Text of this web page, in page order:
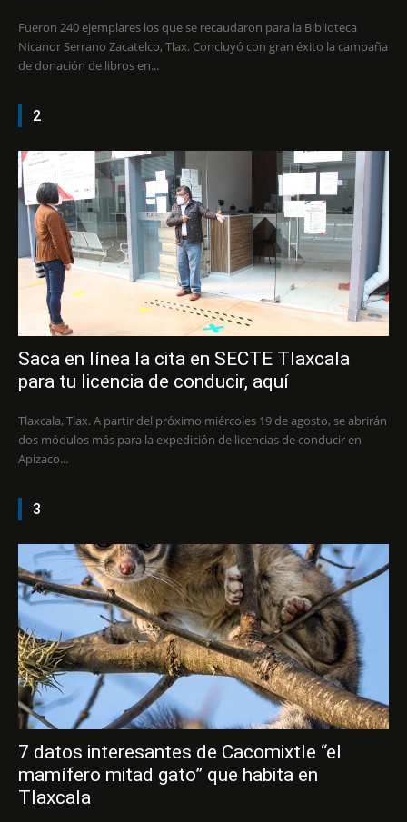
Fueron 240 ejemplares los que se recaudaron para la Biblioteca
Nicanor Serrano Zacatelco, Tlax. Concluyó con gran éxito la campaña
de donación de libros en...
2
Saca en línea la cita en SECTE Tlaxcala
para tu licencia de conducir, aquí
Tlaxcala, Tlax. A partir del próximo miércoles 19 de agosto, se abrirán
dos módulos más para la expedición de licencias de conducir en
Apizaco...
3
7 datos interesantes de Cacomixtle “el
mamífero mitad gato” que habita en
Tlaxcala